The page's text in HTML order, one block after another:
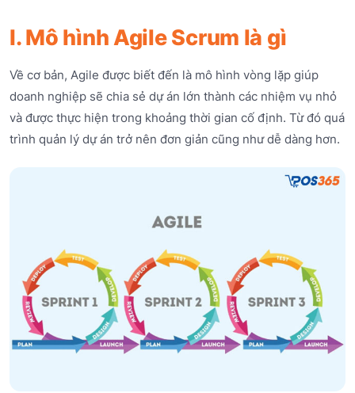
I. Mô hình Agile Scrum là gì
Về cơ bản, Agile được biết đến là mô hình vòng lặp giúp
doanh nghiệp sẽ chia sẻ dự án lớn thành các nhiệm vụ nhỏ
và được thực hiện trong khoảng thời gian cố định. Từ đó quá
trình quản lý dự án trở nên đơn giản cũng như dễ dàng hơn.